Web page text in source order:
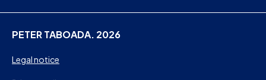
PETER TABOADA. 2026
Legal notice